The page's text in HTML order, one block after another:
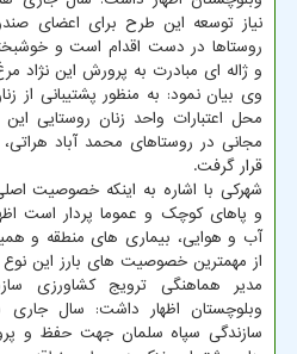
نیاز توسعه این طرح برای اعضای
روستاها در دست اقدام است و
و ژاله ای مبادرت به پرورش این نژاد
وی بیان نمود: به منظور پشتیبانی از
محل اعتبارات واحد زنان روستایی
مجانی در روستاهای محمد آباد هراتی،
قرار گرفت.
شهرکی با اشاره به اینکه خصوصیت
و پاهای کوچک و عموما پردار است
آب و هوایی، بیماری های منطقه و
از مهمترین خصوصیت های بارز این
مدیر هماهنگی ترویج کشاورزی
وبلوچستان اظهار داشت: سال جاری
سازندگی سپاه سلمان جهت حفظ و